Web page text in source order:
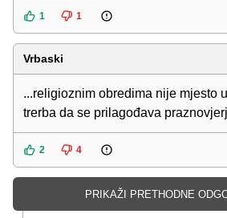
1 1
Vrbaski
...religioznim obredima nije mjesto
trerba da se prilagođava
2 4
PRIKAŽI PRETHODNE